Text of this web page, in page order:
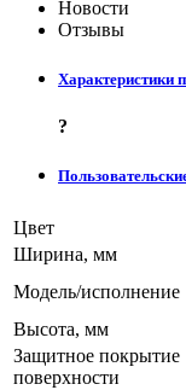
Новости
Отзывы
Характеристики
?
Цвет
Ширина, мм
Модель/исполнение
Высота, мм
Защитное покрытие
поверхности